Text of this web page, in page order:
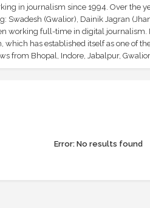
in journalism since 1994. Over the
Swadesh (Gwalior), Dainik Jagran
working full-time in digital
which has established itself as one of
from Bhopal, Indore, Jabalpur,
Error:No results found